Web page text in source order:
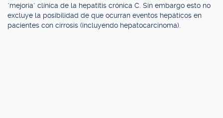
"mejoría" clínica de la hepatitis crónica C. Sin embargo esto no
excluye la posibilidad de que ocurran eventos hepáticos en
pacientes con cirrosis (incluyendo hepatocarcinoma).